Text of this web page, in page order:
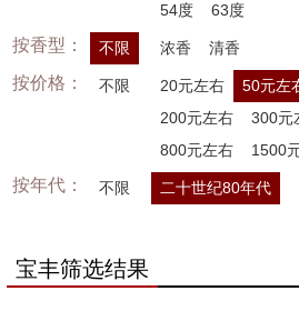
54度
63度
按香型： 不限 浓香 清香
按价格： 不限 20元左右 50元左
200元左右
300元
800元左右
1500
按年代： 不限 二十世纪80年代
宝丰筛选结果